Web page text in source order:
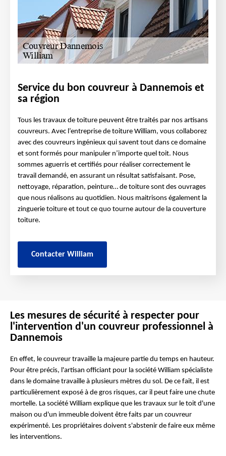
Service du bon couvreur à Dannemois et
sa région
Tous les travaux de toiture peuvent être traités par nos artisans
couvreurs. Avec l’entreprise de toiture William, vous collaborez
avec des couvreurs ingénieux qui savent tout dans ce domaine
et sont formés pour manipuler n’importe quel toit. Nous
sommes aguerris et certifiés pour réaliser correctement le
travail demandé, en assurant un résultat satisfaisant. Pose,
nettoyage, réparation, peinture… de toiture sont des ouvrages
que nous réalisons au quotidien. Nous maitrisons également la
zinguerie toiture et tout ce quo tourne autour de la couverture
toiture.
Contacter William
Les mesures de sécurité à respecter pour
l'intervention d'un couvreur professionnel à
Dannemois
En effet, le couvreur travaille la majeure partie du temps en hauteur.
Pour être précis, l'artisan officiant pour la société William spécialiste
dans le domaine travaille à plusieurs mètres du sol. De ce fait, il est
particulièrement exposé à de gros risques, car il peut faire une chute
mortelle. La société William explique que les travaux sur le toit d'une
maison ou d'un immeuble doivent être faits par un couvreur
expérimenté. Les propriétaires doivent s'abstenir de faire eux même
les interventions.